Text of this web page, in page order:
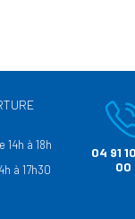
14h à 18h
à 17h30
04 91
00